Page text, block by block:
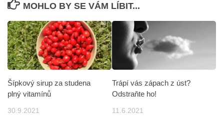
MOHLO BY SE VÁM LÍBIT...
Šípkový sirup za studena
plný vitamínů
30.9.2021
Trápí vás zápach z úst?
Odstraňte ho!
11.6.2021